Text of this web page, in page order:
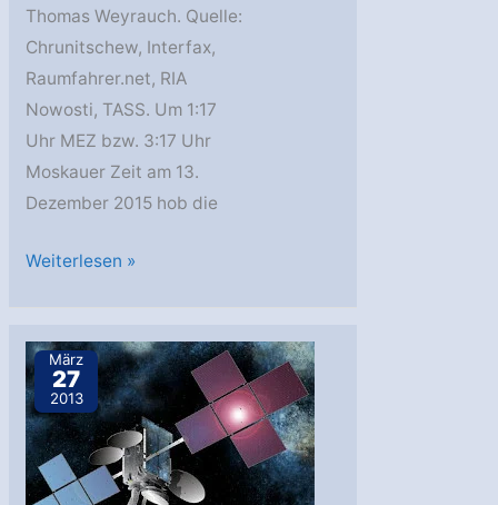
Thomas Weyrauch. Quelle:
Chrunitschew, Interfax,
Raumfahrer.net, RIA
Nowosti, TASS. Um 1:17
Uhr MEZ bzw. 3:17 Uhr
Moskauer Zeit am 13.
Dezember 2015 hob die
Proton-
Kosmos
2.513
alias
Garpun
2
Weiterlesen »
März
27
2013